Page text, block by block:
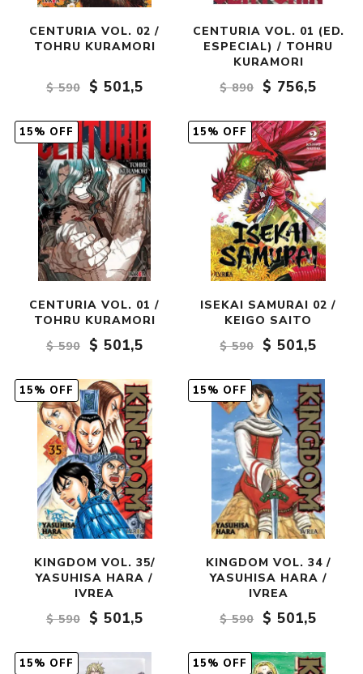
CENTURIA VOL. 02 /
TOHRU KURAMORI
$ 590 $ 501,5
CENTURIA VOL. 01 (ED.
ESPECIAL) / TOHRU
KURAMORI
$ 890
$ 756,5
15% OFF
CENTURIA VOL. 01 /
TOHRU KURAMORI
$ 590
$ 501,5
15% OFF
ISEKAI SAMURAI 02 /
KEIGO SAITO
$ 590
$ 501,5
15% OFF
KINGDOM VOL. 35/
YASUHISA HARA /
IVREA
$ 590
$ 501,5
15% OFF
KINGDOM VOL. 34 /
YASUHISA HARA /
IVREA
$ 590
$ 501,5
15% OFF 15% OFF